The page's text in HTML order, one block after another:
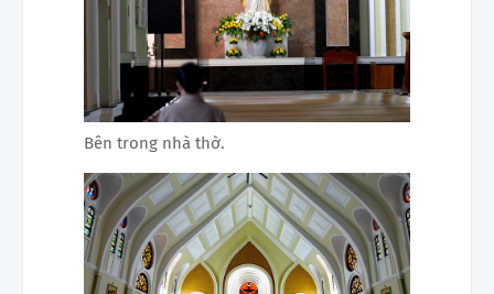
Bên trong nhà thờ.